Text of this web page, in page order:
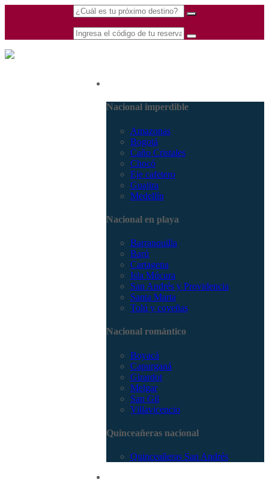
Nacional imperdible
Amazonas
Bogotá
Caño Cristales
Chocó
Eje cafetero
Guajira
Medellín
Nacional en playa
Barranquilla
Barú
Cartagena
Isla Múcura
San Andrés y Providencia
Santa Marta
Tolú y coveñas
Nacional romántico
Boyacá
Capurganá
Girardot
Melgar
San Gil
Villavicencio
Quinceañeras nacional
Quinceañeras San Andrés